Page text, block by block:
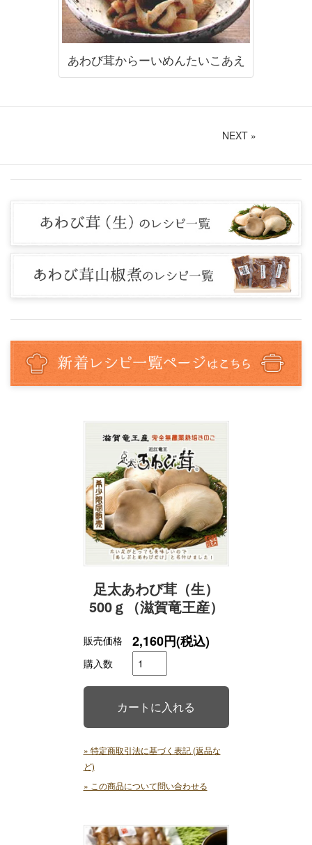
あわび茸からーいめんたいこあえ
NEXT »
足太あわび茸（生）
500ｇ（滋賀竜王産）
販売価格 2,160円(税込)
購入数
» 特定商取引法に基づく表記 (返品な
ど)
» この商品について問い合わせる